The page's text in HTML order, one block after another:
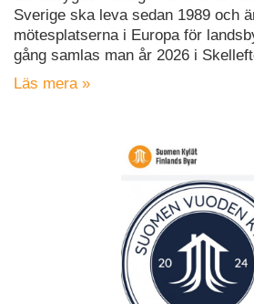
Sverige ska leva sedan 1989 och
mötesplatserna i Europa för
gång samlas man år 2026 i
Läs mera »